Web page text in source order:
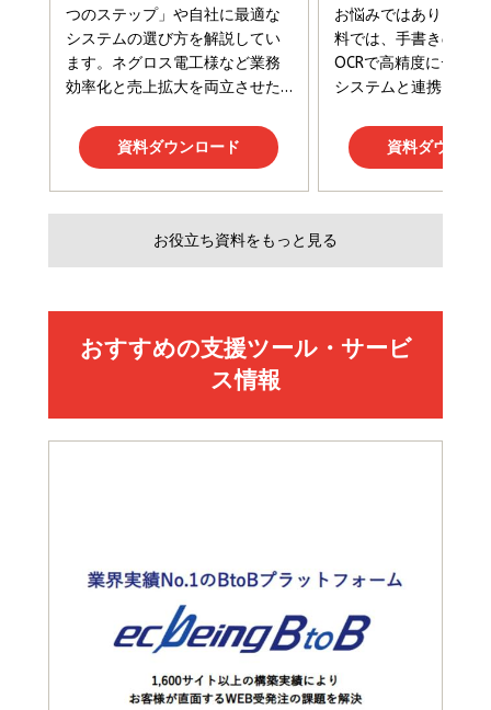
Amazonランキングをもっと見る
Amazonランキングをもっと見る
Amazonランキングをもっと見る